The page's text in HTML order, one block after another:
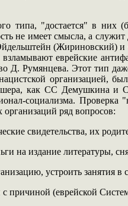
типа, "достается" в
не имеет смысла, а
(Жириновский)
еврейские
Д. Румянцева. Этот тип
организацией,
как СС Демушкина и
социализма.
организаций ряд вопросов:
свидетельства, их
на издание литературы,
устроить занятия
причиной (еврейской